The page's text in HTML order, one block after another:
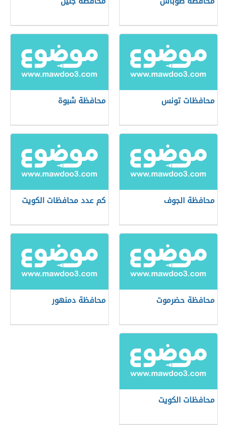
محافظات تونس محافظة شبوة
محافظة الجوف كم عدد محافظات الكويت
محافظة حضرموت محافظة دمنهور
محافظات الكويت